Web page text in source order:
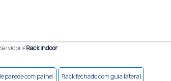
»Rack indoor
parede com painel Rack fechado com guia lateral